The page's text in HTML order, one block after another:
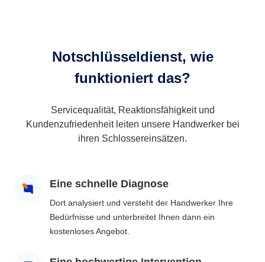
Notschlüsseldienst, wie
funktioniert das?
Servicequalität, Reaktionsfähigkeit und
Kundenzufriedenheit leiten unsere Handwerker bei
ihren Schlossereinsätzen.
Eine schnelle Diagnose
Dort analysiert und versteht der Handwerker Ihre
Bedürfnisse und unterbreitet Ihnen dann ein
kostenloses Angebot.